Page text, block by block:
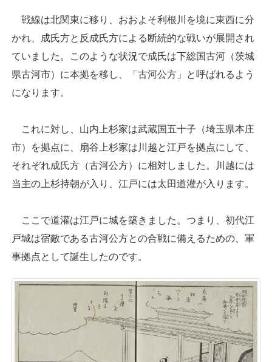
戦線は北関東に移り、おおよそ利根川を境に東西に分
かれ、成氏方と反成氏方による断続的な戦いが展開され
ていました。このような状況で成氏は下総国古河（茨城
県古河市）に本拠を移し、「古河公方」と呼ばれるよう
になります。
これに対し、山内上杉家は武蔵国五十子（埼玉県本庄
市）を拠点に、扇谷上杉家は川越と江戸を拠点にして、
それぞれ成氏方（古河公方）に相対しました。川越には
当主の上杉持朝が入り、江戸には太田道灌が入ります。
ここで道灌は江戸に城を築きました。つまり、初代江
戸城は宿敵である古河公方との合戦に備えるための、軍
事拠点として誕生したのです。